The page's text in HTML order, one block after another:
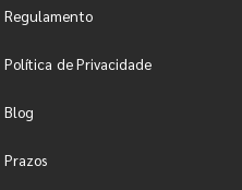
Regulamento
Política de Privacidade
Blog
Prazos